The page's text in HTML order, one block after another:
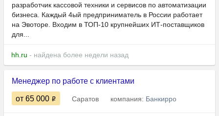
разработчик кассовой техники и сервисов по автоматизации
бизнеса. Каждый 4ый предприниматель в России работает
на Эвоторе. Входим в ТОП-10 крупнейших ИТ-поставщиков
для...
hh.ru - найдена более недели назад
Менеджер по работе с клиентами
от 65 000 Саратов компания: Банкирро